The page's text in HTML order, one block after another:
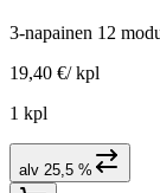
3-napainen 12
19,40 €/ kpl
1 kpl
alv 25,5 %